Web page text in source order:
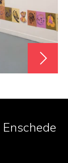
Enschede